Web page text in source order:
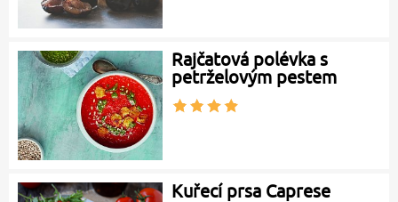
Rajčatová polévka s
petrželovým pestem
Kuřecí prsa Caprese